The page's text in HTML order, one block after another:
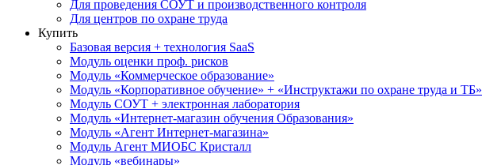
Для проведения СОУТ и производственного контроля
Для центров по охране труда
Купить
Базовая версия + технология SaaS
Модуль оценки проф. рисков
Модуль «Коммерческое образование»
Модуль «Корпоративное обучение» + «Инструктажи по охране труда и ТБ»
Модуль СОУТ + электронная лаборатория
Модуль «Интернет-магазин обучения Образования»
Модуль «Агент Интернет-магазина»
Модуль Агент МИОБС Кристалл
Модуль «вебинары»